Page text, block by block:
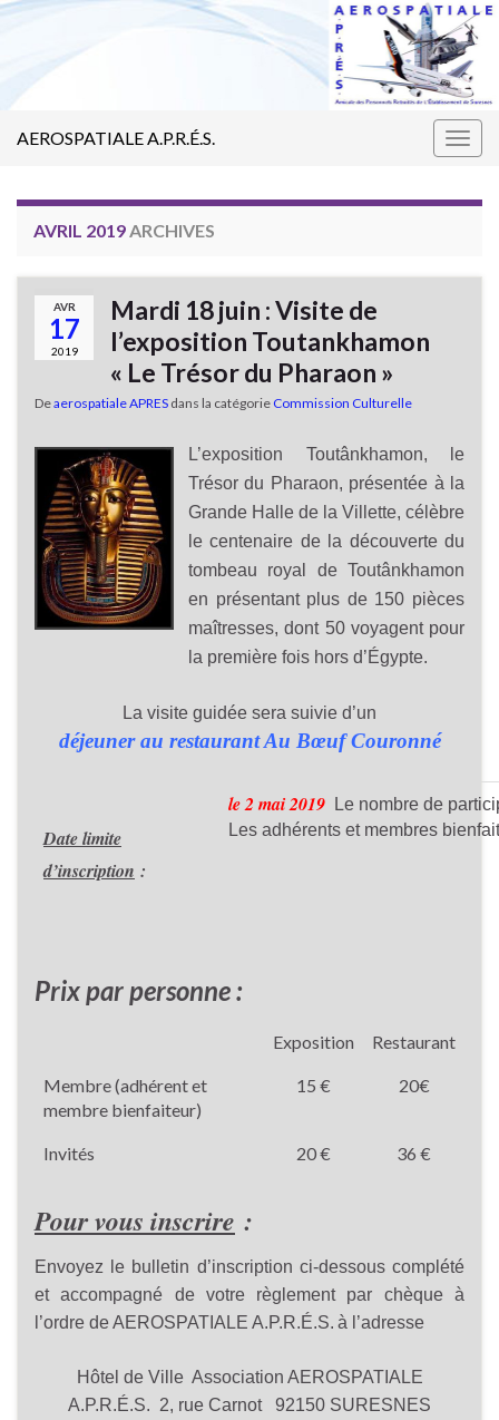
AEROSPATIALE A.P.R.É.S.
AVRIL 2019 ARCHIVES
AVR
17
2019
Mardi 18 juin : Visite de
l’exposition Toutankhamon
« Le Trésor du Pharaon »
Deaerospatiale APRES dans la catégorie Commission Culturelle
L’exposition Toutânkhamon, le
Trésor du Pharaon, présentée à la
Grande Halle de la Villette, célèbre
le centenaire de la découverte du
tombeau royal de Toutânkhamon
en présentant plus de 150 pièces
maîtresses, dont 50 voyagent pour
la première fois hors d’Égypte.
La visite guidée sera suivie d’un
déjeuner au restaurant Au Bœuf Couronné
Date limite
d’inscription :
le 2 mai 2019
Le nombre de
Les adhérents et membres
Prix par personne :
Exposition Restaurant
Membre (adhérent et
membre bienfaiteur)
15 € 20€
Invités 20 € 36 €
Pour vous inscrire :
Envoyez le bulletin d’inscription ci-dessous complété
et accompagné de votre règlement par chèque à
l’ordre deAEROSPATIALE A.P.R.É.S. à l’adresse
Hôtel de Ville Association AEROSPATIALE
A.P.R.É.S. 2, rue Carnot 92150 SURESNES